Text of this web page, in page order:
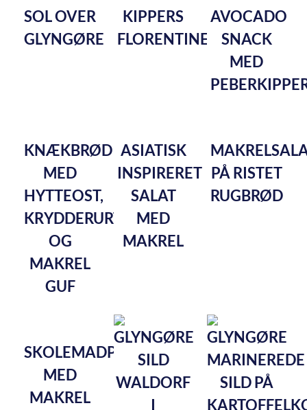
SOL OVER
GLYNGØRE
KIPPERS
FLORENTINE
AVOCADO
SNACK
MED
KNÆKBRØD
MED
HYTTEOST,
KRYDDERURTESALAT
OG
MAKREL
GUF
ASIATISK
INSPIRERET
SALAT
MED
MAKREL
PÅ RISTET
RUGBRØD
SKOLEMADPAKKE
MED
MAKREL